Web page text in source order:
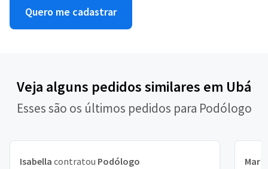
Quero me cadastrar
Veja alguns pedidos similares em Ubá
Esses são os últimos pedidos para Podólogo
Isabella contratou Podólogo